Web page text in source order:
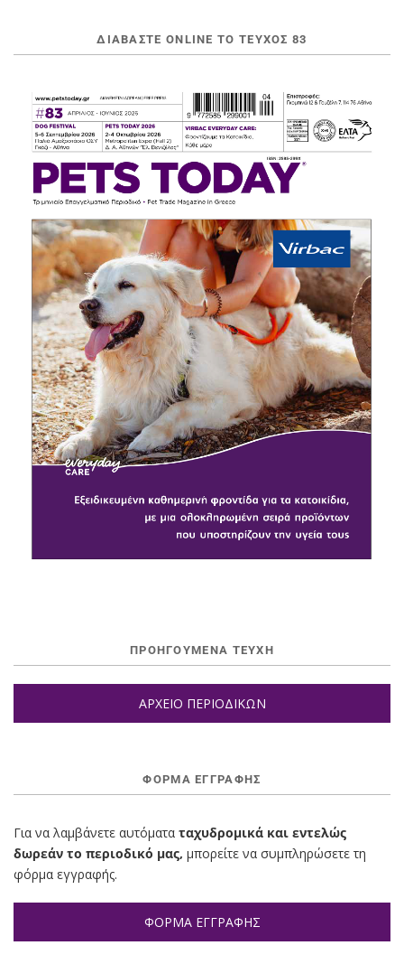
ΔΙΑΒΆΣΤΕ ONLINE ΤΟ ΤΕΎΧΟΣ 83
ΠΡΟΗΓΟΥΜΕΝΑ ΤΕΥΧΗ
ΑΡΧΕΙΟ ΠΕΡΙΟΔΙΚΩΝ
ΦΌΡΜΑ ΕΓΓΡΑΦΉΣ
Για να λαμβάνετε αυτόματα ταχυδρομικά και εντελώς
δωρεάν το περιοδικό μας, μπορείτε να συμπληρώσετε τη
φόρμα εγγραφής.
ΦΟΡΜΑ ΕΓΓΡΑΦΗΣ